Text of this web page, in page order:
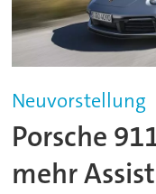
Neuvorstellung
Porsche
mehr